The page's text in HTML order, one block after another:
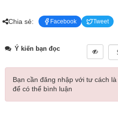
Chia sẻ: Facebook Tweet
Ý kiến bạn đọc
Bạn cần đăng nhập với tư cách là
để có thể bình luận